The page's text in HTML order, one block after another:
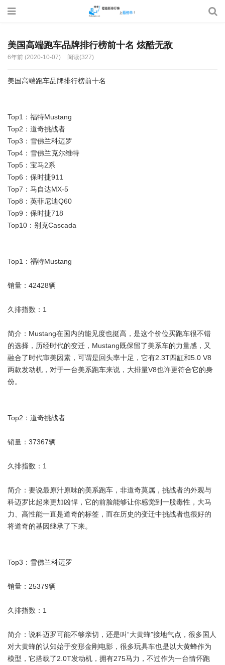
美国高端跑车品牌排行榜前十名 炫酷无敌
6年前 (2020-10-07) 阅读(327)
美国高端跑车品牌排行榜前十名
Top1：福特Mustang
Top2：道奇挑战者
Top3：雪佛兰科迈罗
Top4：雪佛兰克尔维特
Top5：宝马2系
Top6：保时捷911
Top7：马自达MX-5
Top8：英菲尼迪Q60
Top9：保时捷718
Top10：别克Cascada
Top1：福特Mustang
销量：42428辆
久排指数：1
简介：Mustang在国内的能见度也挺高，是这个价位买跑车很不错
的选择，历经时代的变迁，Mustang既保留了美系车的力量感，又
融合了时代审美因素，可谓是回头率十足，它有2.3T四缸和5.0 V8
两款发动机，对于一台美系跑车来说，大排量V8也许更符合它的身
份。
Top2：道奇挑战者
销量：37367辆
久排指数：1
简介：要说最原汁原味的美系跑车，非道奇莫属，挑战者的外观与
科迈罗比起来更加凶悍，它的前脸能够让你感觉到一股毒性，大马
力、高性能一直是道奇的标签，而在历史的变迁中挑战者也很好的
将道奇的基因继承了下来。
Top3：雪佛兰科迈罗
销量：25379辆
久排指数：1
简介：说科迈罗可能不够亲切，还是叫“大黄蜂”接地气点，很多国人
对大黄蜂的认知始于变形金刚 电影 ，很多玩具车也是以大黄蜂作为
模型，它搭载了2.0T发动机，拥有275马力，不过作为一台情怀跑